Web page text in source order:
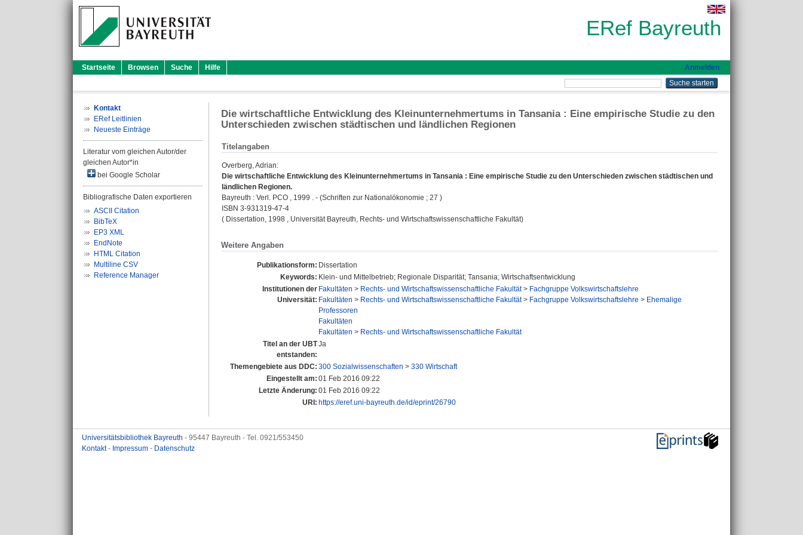
ERef Bayreuth
Startseite Browsen Suche Hilfe Anmelden
Kontakt
ERef Leitlinien
Neueste Einträge
Literatur vom gleichen Autor/der
gleichen Autor*in
bei Google Scholar
Bibliografische Daten exportieren
ASCII Citation
BibTeX
EP3 XML
EndNote
HTML Citation
Multiline CSV
Reference Manager
Die wirtschaftliche Entwicklung des Kleinunternehmertums in Tansania : Eine empirische Studie zu den
Unterschieden zwischen städtischen und ländlichen Regionen
Titelangaben
Overberg, Adrian:
Die wirtschaftliche Entwicklung des Kleinunternehmertums in Tansania : Eine empirische Studie zu den Unterschieden zwischen städtischen und
ländlichen Regionen.
Bayreuth : Verl. PCO , 1999 . - (Schriften zur Nationalökonomie ; 27 )
ISBN 3-931319-47-4
( Dissertation, 1998 , Universität Bayreuth, Rechts- und Wirtschaftswissenschaftliche Fakultät)
Weitere Angaben
Publikationsform: Dissertation
Keywords: Klein- und Mittelbetrieb; Regionale Disparität; Tansania; Wirtschaftsentwicklung
Institutionen der
Universität:
Fakultäten > Rechts- und Wirtschaftswissenschaftliche Fakultät> Fachgruppe Volkswirtschaftslehre
Fakultäten > Rechts- und Wirtschaftswissenschaftliche Fakultät> Fachgruppe Volkswirtschaftslehre > Ehemalige
Professoren
Fakultäten
Fakultäten > Rechts- und Wirtschaftswissenschaftliche Fakultät
Titel an der UBT
entstanden:
Ja
Themengebiete aus DDC: 300 Sozialwissenschaften > 330 Wirtschaft
Eingestellt am: 01 Feb 2016 09:22
Letzte Änderung: 01 Feb 2016 09:22
URI: https://eref.uni-bayreuth.de/id/eprint/26790
Universitätsbibliothek Bayreuth - 95447 Bayreuth - Tel. 0921/553450
Kontakt- Impressum - Datenschutz